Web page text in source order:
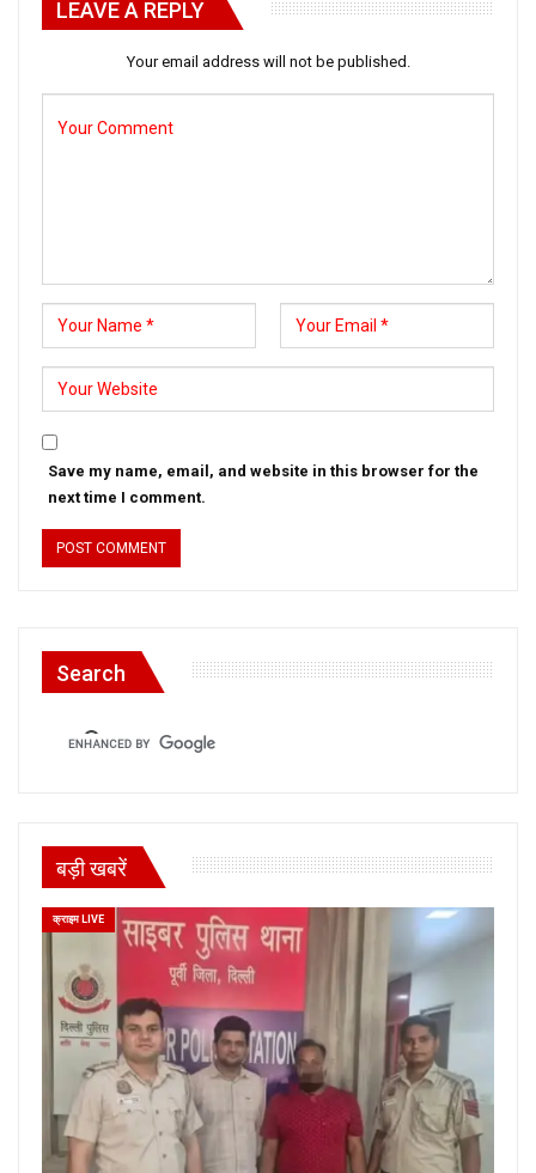
LEAVE A REPLY
Your email address will not be published.
Save my name, email, and website in this browser for the
next time I comment.
Search
बड़ी खबरें
क्राइम LIVE